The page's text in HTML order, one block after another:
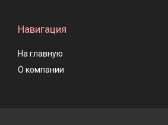
Навигация
На главную
О компании